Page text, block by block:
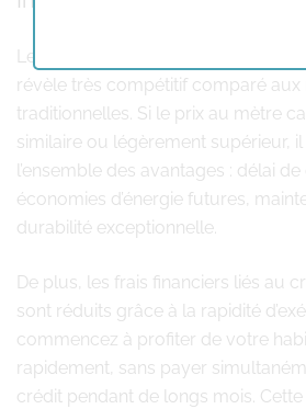
Le coût d’une construction à
révèle très compétitif comparé aux
traditionnelles. Si le prix au mètre
similaire ou légèrement supérieur,
l’ensemble des avantages : délai
économies d’énergie futures,
durabilité exceptionnelle.
De plus, les frais financiers liés au
sont réduits grâce à la rapidité
commencez à profiter de votre
rapidement, sans payer
crédit pendant de longs mois.